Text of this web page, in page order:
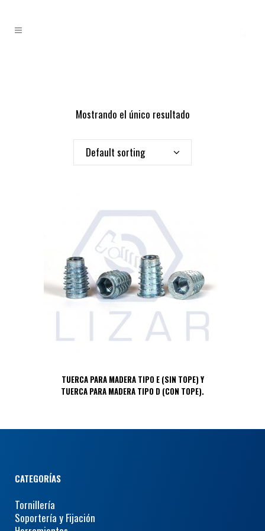
Mostrando el único resultado
Default sorting
TUERCA PARA MADERA TIPO E (SIN TOPE) Y
TUERCA PARA MADERA TIPO D (CON TOPE).
CATEGORÍAS
Tornillería
Soportería y Fijación